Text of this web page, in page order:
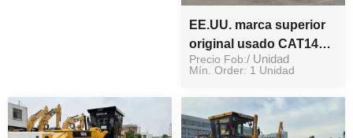
EE.UU. marca superior
original usado CAT140H
niveladora de segunda
stock para la venta
caliente
Precio Fob:/ Unidad
Mín. Order: 1 Unidad